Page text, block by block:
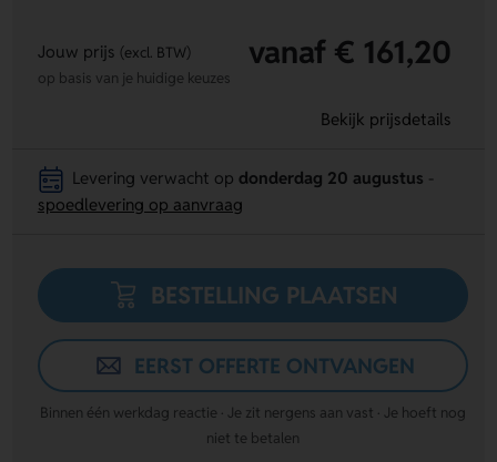
Jouw prijs (excl. BTW) vanaf € 161,20
op basis van je huidige keuzes
Bekijk prijsdetails
Levering verwacht op donderdag 20 augustus
spoedlevering op aanvraag
BESTELLING PLAATSEN
EERST OFFERTE ONTVANGEN
Binnen één werkdag reactie · Je zit nergens aan vast · Je hoeft nog
niet te betalen